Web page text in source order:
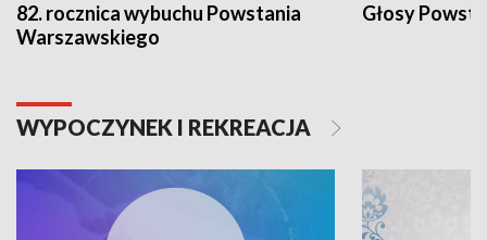
82. rocznica wybuchu Powstania
Warszawskiego
Głosy
WYPOCZYNEK I REKREACJA